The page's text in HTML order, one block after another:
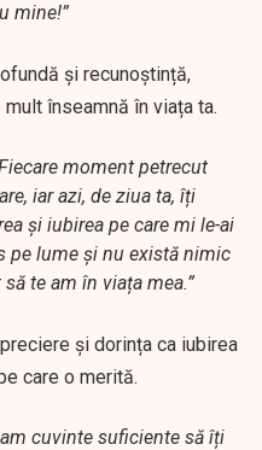
mine!”
și recunoștință,
înseamnă în viața ta.
moment petrecut
iar azi, de ziua ta, îți
și iubirea pe care mi le-ai
pe lume și nu există nimic
te am în viața mea.”
și dorința ca iubirea
care o merită.
cuvinte suficiente să îți